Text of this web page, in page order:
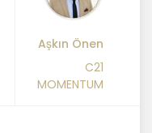
Aşkın Önen
C21
MOMENTUM